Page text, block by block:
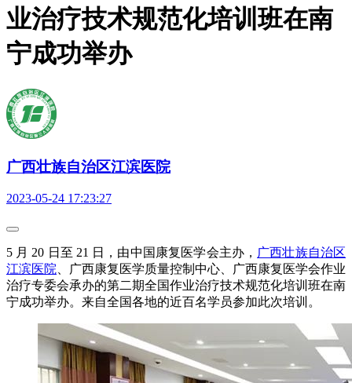
业治疗技术规范化培训班在南
宁成功举办
广西壮族自治区江滨医院
2023-05-24 17:23:27
5 月 20 日至 21 日，由中国康复医学会主办， 广西壮族自治区
江滨医院 、广西康复医学质量控制中心、广西康复医学会作业
治疗专委会承办的第二期全国作业治疗技术规范化培训班在南
宁成功举办。来自全国各地的近百名学员参加此次培训。